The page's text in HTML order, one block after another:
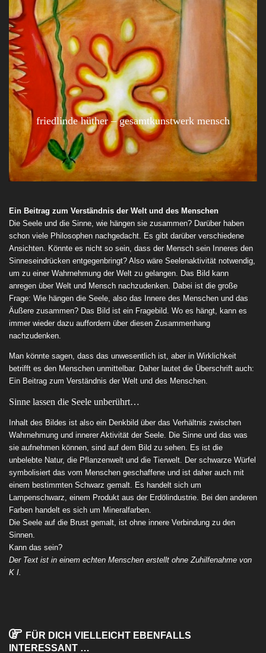
friedlinde hüther – gesamtkunstwerk mensch
Ein Beitrag zum Verständnis der Welt und des Menschen
Die Seele und die Sinne, wie hängen sie zusammen? Darüber haben
schon viele Philosophen nachgedacht. Es gibt darüber verschiedene
Ansichten. Könnte es nicht so sein, dass der Mensch sein Inneres den
Sinneseindrücken entgegenbringt? Also wäre Seelenaktivität notwendig,
um zu einer Wahrnehmung der Welt zu gelangen. Das Bild kann
anregen über Welt und Mensch nachzudenken. Dabei ist die große
Frage: Wie hängen die Seele, also das Innere des Menschen und das
Äußere zusammen? Das Bild ist ein Fragebild. Wo es hängt, kann es
immer wieder dazu auffordern über diesen Zusammenhang
nachzudenken.
Man könnte sagen, dass das unwesentlich ist, aber in Wirklichkeit
betrifft es den Menschen unmittelbar. Daher lautet die Überschrift auch:
Ein Beitrag zum Verständnis der Welt und des Menschen.
Sinne lassen die Seele unberührt…
Inhalt des Bildes ist also ein Denkbild über das Verhältnis zwischen
Wahrnehmung und innerer Aktivität der Seele. Die Sinne und das was
sie aufnehmen können, sind auf dem Bild zu sehen. Es ist die
unbelebte Natur, die Pflanzenwelt und die Tierwelt. Der schwarze Würfel
symbolisiert das vom Menschen geschaffene und ist daher auch mit
einem bestimmten Schwarz gemalt. Es handelt sich um
Lampenschwarz, einem Produkt aus der Erdölindustrie. Bei den anderen
Farben handelt es sich um Mineralfarben.
Die Seele auf die Brust gemalt, ist ohne innere Verbindung zu den
Sinnen.
Kann das sein?
Der Text ist in einem echten Menschen erstellt ohne Zuhilfenahme von
K I.
FÜR DICH VIELLEICHT EBENFALLS
INTERESSANT …